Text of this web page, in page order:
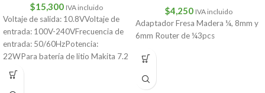
$15,300 IVA incluido
Voltaje de salida: 10.8VVoltaje de
entrada: 100V-240VFrecuencia de
entrada: 50/60HzPotencia:
22WPara batería de litio Makita 7.2
V/10.8VCantidad: 1 ud.
$4,250 IVA incluido
Adaptador Fresa Madera ¼, 8mm y
6mm Router de ¼3pcs